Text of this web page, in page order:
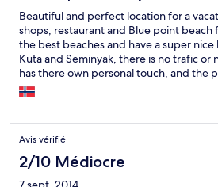
Beautiful and perfect location for a
shops, restaurant and Blue point beach
the best beaches and have a super
Kuta and Seminyak, there is no trafic or
has there own personal touch, and the
super nice rooftop. Only thing I miss is,
evning you have nothing opportunities
Avis vérifié
2/10 Médiocre